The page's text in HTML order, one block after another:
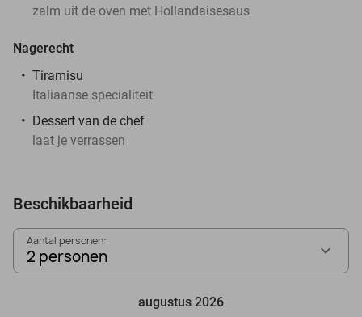
zalm uit de oven met Hollandaisesaus
Nagerecht
Tiramisu
Italiaanse specialiteit
Dessert van de chef
laat je verrassen
Beschikbaarheid
Aantal personen:
2 personen
augustus 2026